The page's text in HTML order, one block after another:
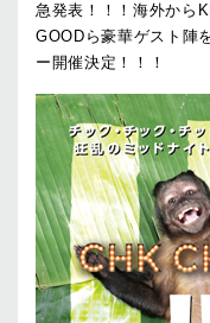
急発表！！！海外から
GOODら豪華ゲスト陣
ー開催決定！！！